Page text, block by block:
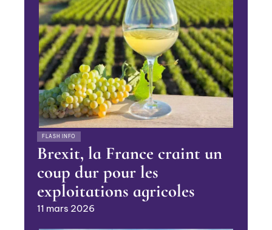
FLASH INFO
Brexit, la France craint un
coup dur pour les
exploitations agricoles
11 mars 2026